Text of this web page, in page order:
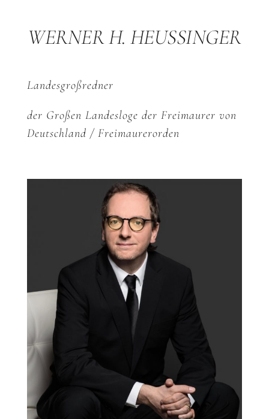
WERNER H. HEUSSINGER
Landesgroßredner
der Großen Landesloge der Freimaurer von
Deutschland / Freimaurerorden